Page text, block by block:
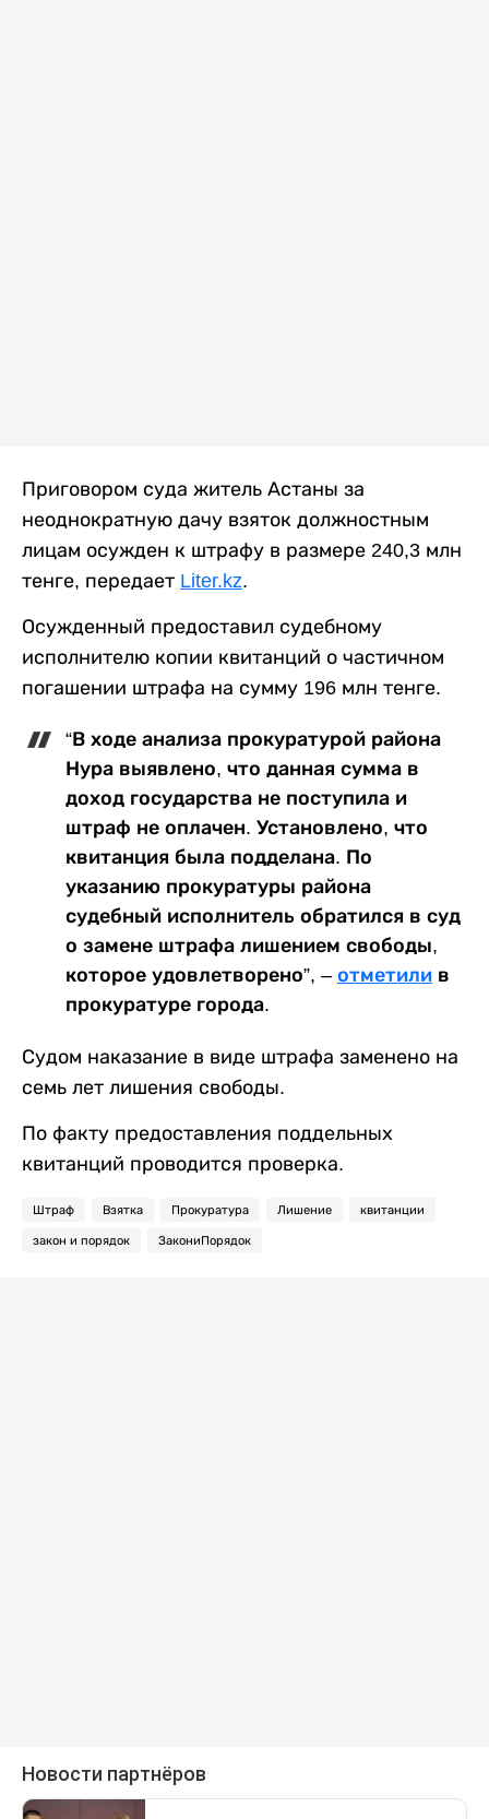
Приговором суда житель Астаны за
неоднократную дачу взяток должностным
лицам осужден к штрафу в размере 240,3 млн
тенге, передает Liter.kz.
Осужденный предоставил судебному
исполнителю копии квитанций о частичном
погашении штрафа на сумму 196 млн тенге.
“В ходе анализа прокуратурой района
Нура выявлено, что данная сумма в
доход государства не поступила и
штраф не оплачен. Установлено, что
квитанция была подделана. По
указанию прокуратуры района
судебный исполнитель обратился в суд
о замене штрафа лишением свободы,
которое удовлетворено”, – отметили в
прокуратуре города.
Судом наказание в виде штрафа заменено на
семь лет лишения свободы.
По факту предоставления поддельных
квитанций проводится проверка.
Штраф Взятка Прокуратура Лишение квитанции
закон и порядок ЗакониПорядок